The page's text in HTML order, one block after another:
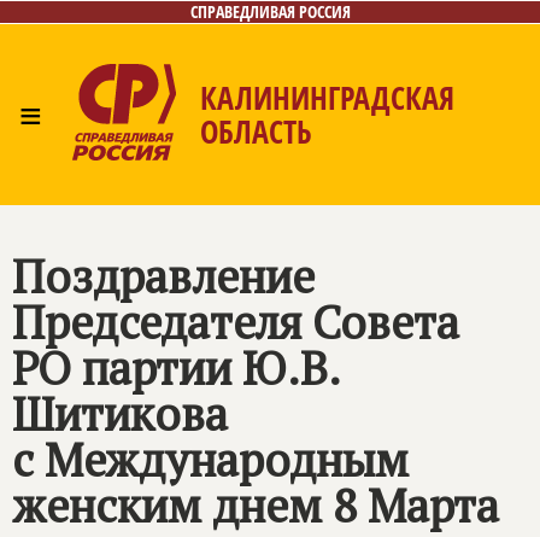
СПРАВЕДЛИВАЯ РОССИЯ
≡ КАЛИНИНГРАДСКАЯ
ОБЛАСТЬ
Поздравление
Председателя Совета
РО партии Ю.В.
Шитикова
с Международным
женским днем 8 Марта